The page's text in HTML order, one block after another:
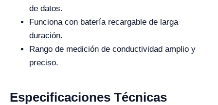
de datos.
Funciona con batería recargable de larga
duración.
Rango de medición de conductividad amplio y
preciso.
Especificaciones Técnicas